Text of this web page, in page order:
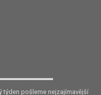
týden pošleme nejzajímavější